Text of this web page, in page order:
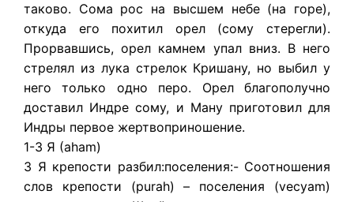
таково. Сома рос на высшем небе (на горе),
откуда его похитил орел (сому стерегли).
Прорвавшись, орел камнем упал вниз. В него
стрелял из лука стрелок Кришану, но выбил у
него только одно перо. Орел благополучно
доставил Индре сому, и Ману приготовил для
Индры первое жертвоприношение.
1-3 Я (aham)
3 Я крепости разбил:поселения:- Соотношения
слов крепости (purah) – поселения (vecyam)